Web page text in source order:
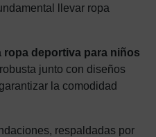
llevar ropa
ropa deportiva para niños
junto con diseños
la comodidad
respaldadas por